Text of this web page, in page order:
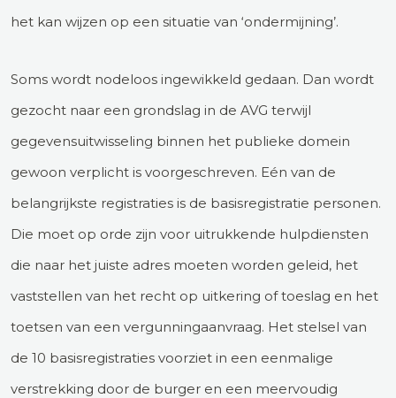
het kan wijzen op een situatie van ‘ondermijning’.
Soms wordt nodeloos ingewikkeld gedaan. Dan wordt
gezocht naar een grondslag in de AVG terwijl
gegevensuitwisseling binnen het publieke domein
gewoon verplicht is voorgeschreven. Eén van de
belangrijkste registraties is de basisregistratie personen.
Die moet op orde zijn voor uitrukkende hulpdiensten
die naar het juiste adres moeten worden geleid, het
vaststellen van het recht op uitkering of toeslag en het
toetsen van een vergunningaanvraag. Het stelsel van
de 10 basisregistraties voorziet in een eenmalige
verstrekking door de burger en een meervoudig